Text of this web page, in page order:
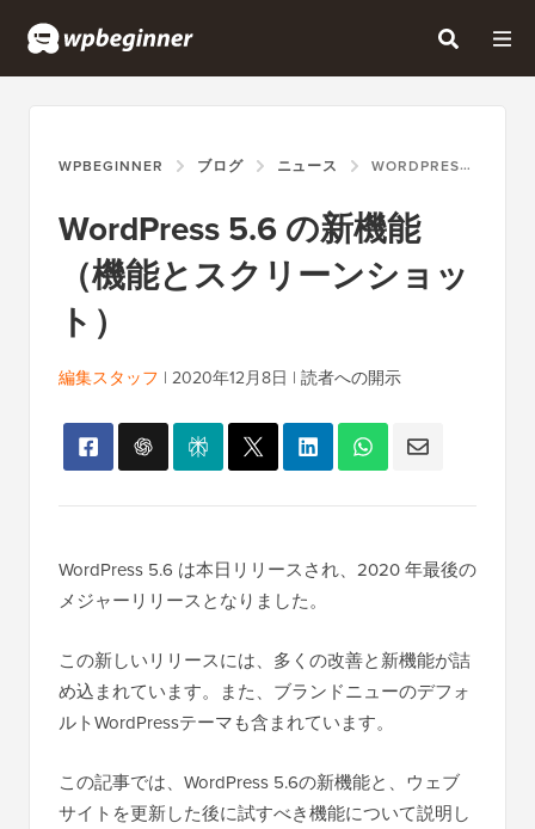
WPBEGINNER ブログ ニュース WORDPRESS 5.6 の新機能（機能とスクリーンショット）
WordPress 5.6 の新機能
（機能とスクリーンショッ
ト）
編集スタッフ | 2020年12月8日 | 読者への開示
WordPress 5.6 は本日リリースされ、2020 年最後の
メジャーリリースとなりました。
この新しいリリースには、多くの改善と新機能が詰
め込まれています。また、ブランドニューのデフォ
ルトWordPressテーマも含まれています。
この記事では、WordPress 5.6の新機能と、ウェブ
サイトを更新した後に試すべき機能について説明し